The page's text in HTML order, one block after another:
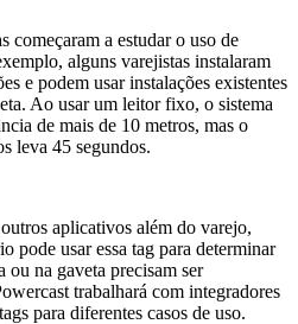
começaram a estudar o uso de
alguns varejistas instalaram
e podem usar instalações existentes
Ao usar um leitor fixo, o sistema
de mais de 10 metros, mas o
leva 45 segundos.
aplicativos além do varejo,
pode usar essa tag para determinar
ou na gaveta precisam ser
trabalhará com integradores
para diferentes casos de uso.